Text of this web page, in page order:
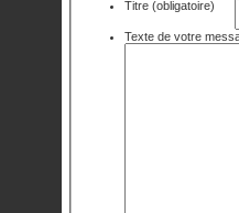
Titre (obligatoire)